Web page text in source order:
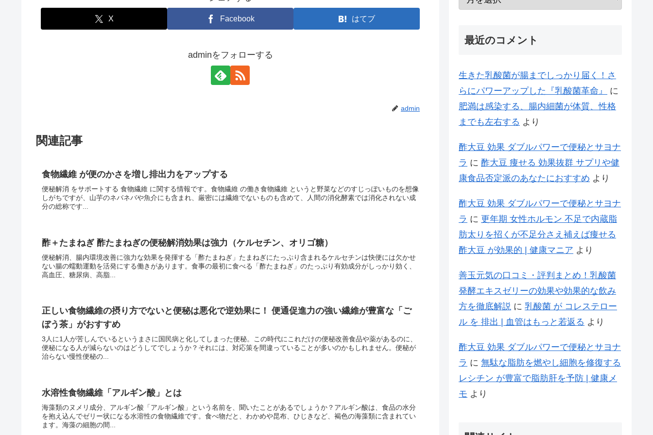
X Facebook はてブ
adminをフォローする
admin
関連記事
食物繊維 が便のかさを増し排出力をアップする
便秘解消 をサポートする 食物繊維 に関する情報です。食物繊維 の働き食物繊維 というと野菜などのすじっぽいものを想像
しがちですが、山芋のネバネバや魚介にも含まれ、厳密には繊維でないものも含めて、人間の消化酵素では消化されない成
分の総称です...
酢＋たまねぎ 酢たまねぎの便秘解消効果は強力（ケルセチン、オリゴ糖）
便秘解消、腸内環境改善に強力な効果を発揮する「酢たまねぎ」たまねぎにたっぷり含まれるケルセチンは快便には欠かせ
ない腸の蠕動運動を活発にする働きがあります。食事の最初に食べる「酢たまねぎ」のたっぷり有効成分がしっかり効く、
高血圧、糖尿病、高脂...
正しい食物繊維の摂り方でないと便秘は悪化で逆効果に！ 便通促進力の強い繊維が豊富な「ご
ぼう茶」がおすすめ
3人に1人が苦しんでいるというまさに国民病と化してしまった便秘。この時代にこれだけの便秘改善食品や薬があるのに、
便秘になる人が減らないのはどうしてでしょうか？それには、対応策を間違っていることが多いのかもしれません。便秘が
治らない慢性便秘の...
水溶性食物繊維「アルギン酸」とは
海藻類のヌメリ成分、アルギン酸「アルギン酸」という名前を、聞いたことがあるでしょうか？アルギン酸は、食品の水分
を抱え込んでゼリー状になる水溶性の食物繊維です。食べ物だと、わかめや昆布、ひじきなど、褐色の海藻類に含まれてい
ます。海藻の細胞の間...
最近のコメント
生きた乳酸菌が腸までしっかり届く！さ
らにパワーアップした『乳酸菌革命』
に
肥満は感染する、腸内細菌が体質、性格
までも左右する より
酢大豆 効果 ダブルパワーで便秘とサヨナ
ラ に 酢大豆 痩せる 効果抜群 サプリや健
康食品否定派のあなたにおすすめ より
酢大豆 効果 ダブルパワーで便秘とサヨナ
ラ に 更年期 女性ホルモン 不足で内蔵脂
肪太りを招くが不足分さえ補えば痩せる
酢大豆 が効果的 | 健康マニア より
善玉元気の口コミ・評判まとめ！乳酸菌
発酵エキスゼリーの効果や効果的な飲み
方を徹底解説 に 乳酸菌 が コレステロー
ル を 排出 | 血管はもっと若返る より
酢大豆 効果 ダブルパワーで便秘とサヨナ
ラ に 無駄な脂肪を燃やし細胞を修復する
レシチン が豊富で脂肪肝を予防 | 健康メ
モ より